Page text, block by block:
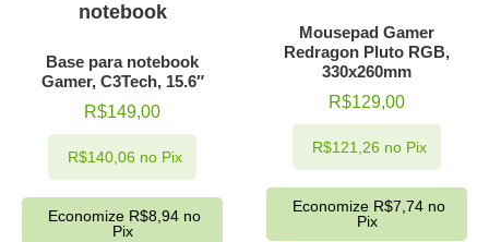
Base para notebook
Gamer, C3Tech, 15.6″
R$149,00
R$140,06 no Pix
Economize R$8,94 no
Pix
Mousepad Gamer
Redragon Pluto RGB,
330x260mm
R$129,00
R$121,26 no Pix
Economize R$7,74 no
Pix